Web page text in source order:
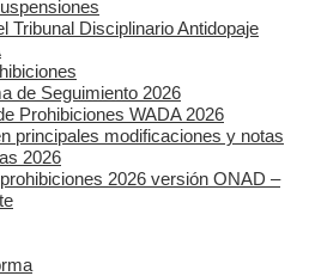
Tribunal Disciplinario Antidopaje
de Seguimiento 2026
Prohibiciones WADA 2026
principales modificaciones y notas
2026
2026 versión ONAD –